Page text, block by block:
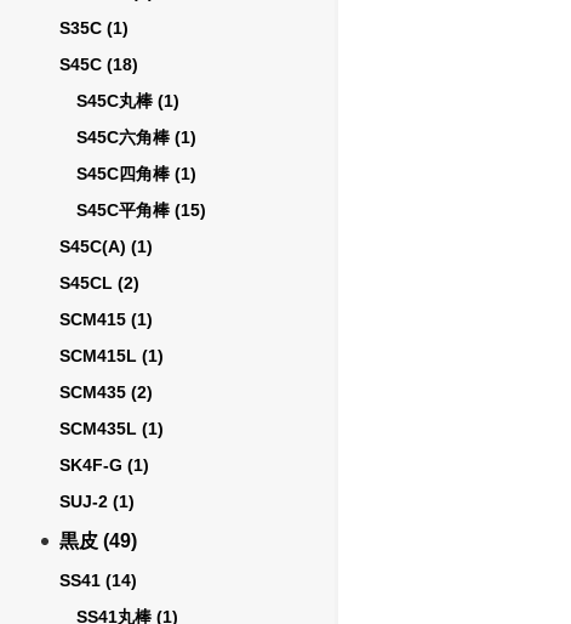
S35C (1)
S45C (18)
S45C丸棒 (1)
S45C六角棒 (1)
S45C四角棒 (1)
S45C平角棒 (15)
S45C(A) (1)
S45CL (2)
SCM415 (1)
SCM415L (1)
SCM435 (2)
SCM435L (1)
SK4F-G (1)
SUJ-2 (1)
黒皮 (49)
SS41 (14)
SS41丸棒 (1)